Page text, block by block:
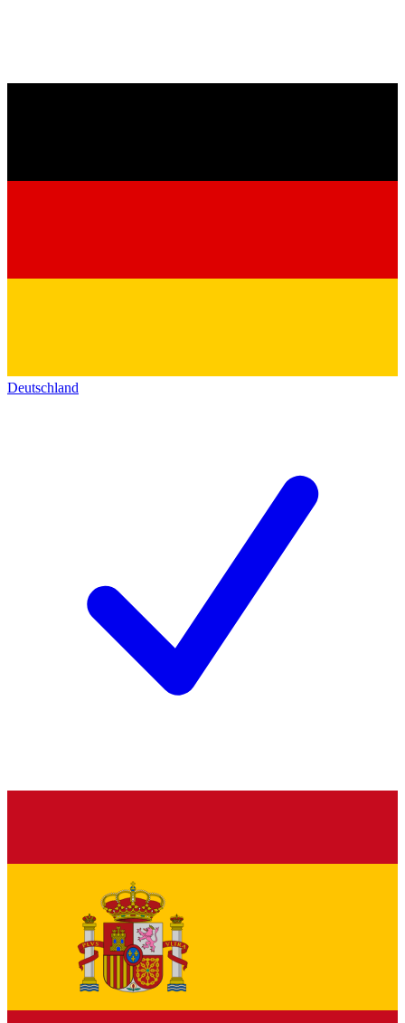
Deutschland